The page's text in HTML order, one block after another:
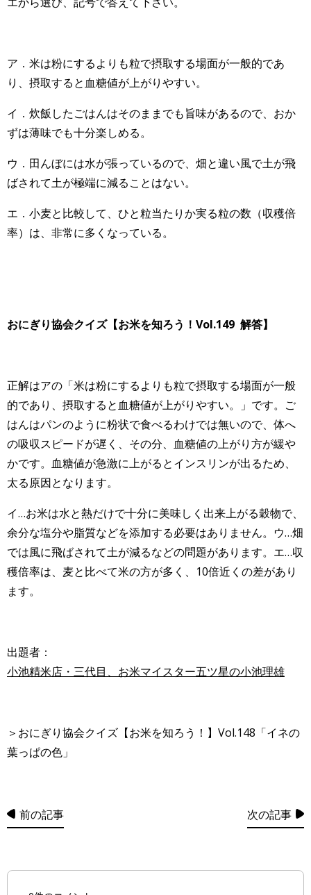
ア．米は粉にするよりも粒で摂取する場面が一般的であ
り、摂取すると血糖値が上がりやすい。
イ．炊飯したごはんはそのままでも旨味があるので、おか
ずは薄味でも十分楽しめる。
ウ．田んぼには水が張っているので、畑と違い風で土が飛
ばされて土が極端に減ることはない。
エ．小麦と比較して、ひと粒当たりか実る粒の数（収穫倍
率）は、非常に多くなっている。
おにぎり協会クイズ【お米を知ろう！Vol.149 解答】
正解はアの「米は粉にするよりも粒で摂取する場面が一般
的であり、摂取すると血糖値が上がりやすい。」です。ご
はんはパンのように粉状で食べるわけでは無いので、体へ
の吸収スピードが遅く、その分、血糖値の上がり方が緩や
かです。血糖値が急激に上がるとインスリンが出るため、
太る原因となります。
イ…お米は水と熱だけで十分に美味しく出来上がる穀物で、
余分な塩分や脂質などを添加する必要はありません。ウ…畑
では風に飛ばされて土が減るなどの問題があります。エ…収
穫倍率は、麦と比べて米の方が多く、10倍近くの差があり
ます。
出題者：
小池精米店・三代目、お米マイスター五ツ星の小池理雄
＞おにぎり協会クイズ【お米を知ろう！】Vol.148「イネの
葉っぱの色」
前の記事 次の記事